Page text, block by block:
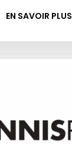
EN SAVOIR PLUS